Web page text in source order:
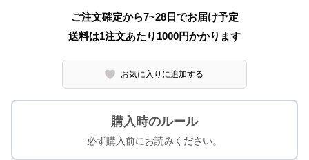
ご注文確定から7~28日でお届け予定
送料は1注文あたり 1000円かかります
お気に入りに追加する
購入時のルール
必ず購入前にお読みください。